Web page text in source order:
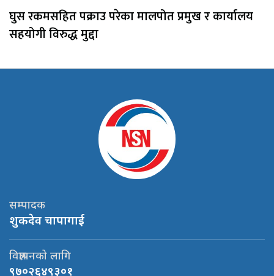
घुस रकमसहित पक्राउ परेका मालपोत प्रमुख र कार्यालय
सहयोगी विरुद्ध मुद्दा
सम्पादक
शुकदेव चापागाई
विज्ञापनको लागि
९७०२६४९३०१